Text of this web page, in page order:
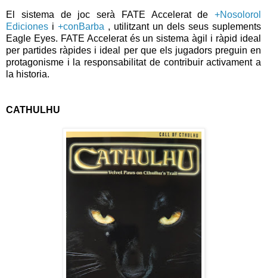
El sistema de joc serà FATE Accelerat de +Nosolorol
Ediciones i +conBarba , utilitzant un dels seus suplements
Eagle Eyes. FATE Accelerat és un sistema àgil i ràpid ideal
per partides ràpides i ideal per que els jugadors preguin en
protagonisme i la responsabilitat de contribuir activament a
la historia.
CATHULHU